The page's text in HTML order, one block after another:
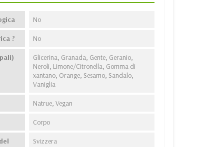
No
? No
Glicerina, Granada, Gente, Geranio,
Neroli, Limone/Citronella, Gomma di
xantano, Orange, Sesamo, Sandalo,
Vaniglia
Natrue, Vegan
Corpo
Svizzera